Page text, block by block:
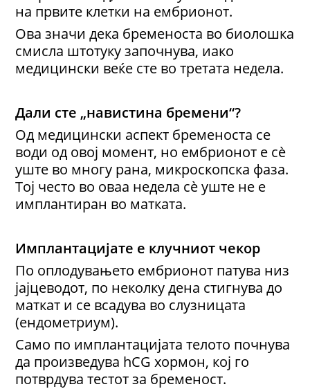
на првите клетки на ембрионот.
Ова значи дека бременоста во биолошка
смисла штотуку започнува, иако
медицински веќе сте во третата недела.
Дали сте „навистина бремени“?
Од медицински аспект бременоста се
води од овој момент, но ембрионот е сè
уште во многу рана, микроскопска фаза.
Тој често во оваа недела сè уште не е
имплантиран во матката.
Имплантацијате е клучниот чекор
По оплодувањето ембрионот патува низ
јајцеводот, по неколку дена стигнува до
маткат и се всадува во слузницата
(ендометриум).
Само по имплантацијата телото почнува
да произведува hCG хормон, кој го
потврдува тестот за бременост.